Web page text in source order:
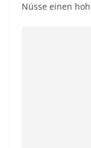
Nüsse einen